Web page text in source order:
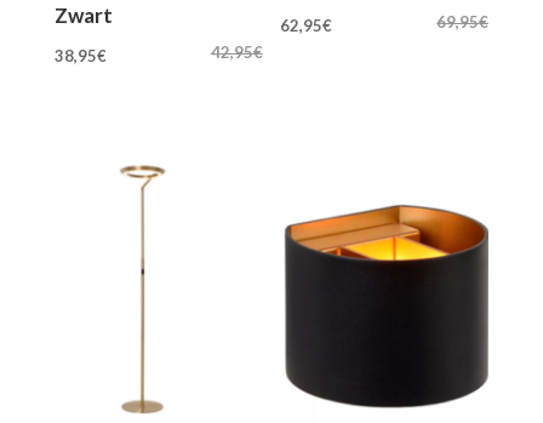
Zwart
42,95€
Oorspronkelijke
38,95€Huidige
69,95€
Oorspronkelijke
62,95€